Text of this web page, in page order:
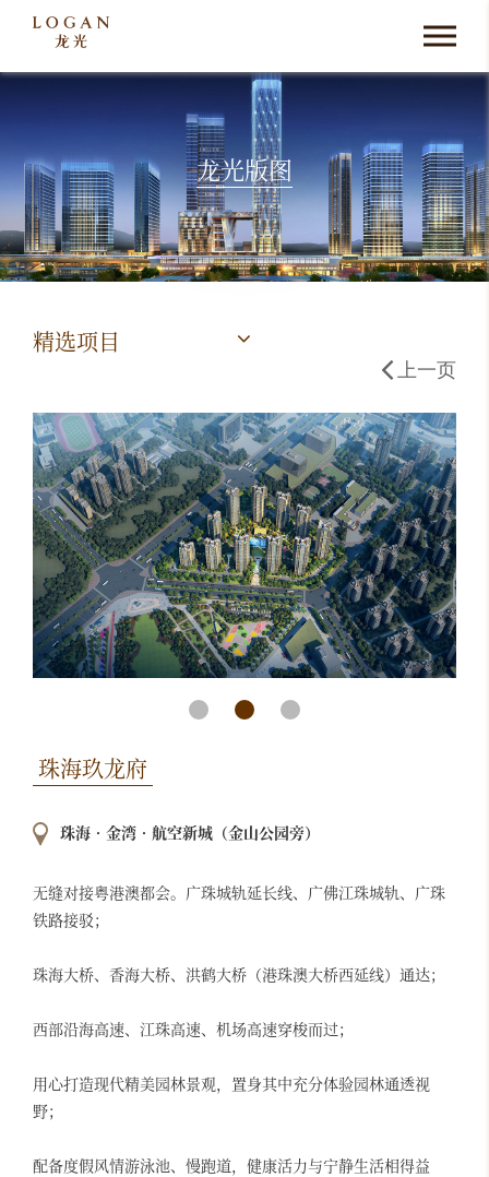
龙光版图
精选项目
上一页
珠海玖龙府
珠海•金湾•航空新城（金山公园旁）
无缝对接粤港澳都会。广珠城轨延长线、广佛江珠城轨、广珠
铁路接驳；
珠海大桥、香海大桥、洪鹤大桥（港珠澳大桥西延线）通达；
西部沿海高速、江珠高速、机场高速穿梭而过；
用心打造现代精美园林景观，置身其中充分体验园林通透视
野；
配备度假风情游泳池、慢跑道，健康活力与宁静生活相得益